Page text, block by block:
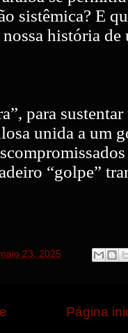
sistêmica? E
história
para
unida a um
“golpe”
23, 2025
Página